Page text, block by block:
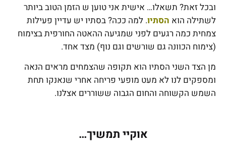
ובכל זאת? תשאלו… אישית אני טוען ש הזמן הטוב ביותר
לשתילה הוא הסתיו. למה ככה? בסתיו יש עדיין פעילות
צמחית כמה רגעים לפני שמגיעה ההאטה החורפית בצימוח
(צימוח הכוונה גם שורשים וגם נוף) מצד אחד.
מן הצד השני הסתיו הוא תקופה שהצמחים מראים הנאה
ומספקים לנו לא מעט מופעי פריחה אחרי שנאנקו תחת
השמש הקשוחה והחום הגבוה ששוררים אצלנו.
אוקיי תמשיך…